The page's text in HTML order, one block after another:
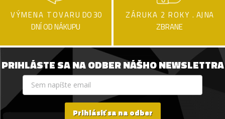
VÝMENA TOVARU DO 30
DNÍ OD NÁKUPU
ZÁRUKA 2 ROKY . AJ NA
ZBRANE
PRIHLÁSTE SA NA ODBER NÁŠHO NEWSLETTRA
Prihlásiť sa na odber